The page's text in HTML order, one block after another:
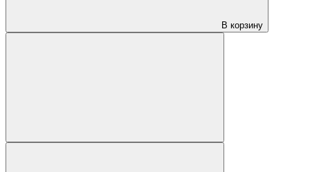
В корзину